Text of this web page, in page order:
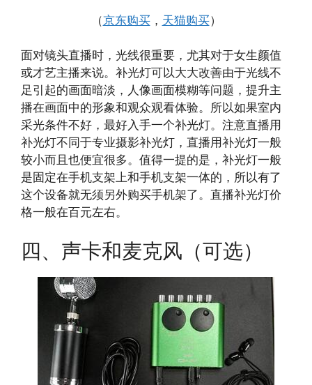
（京东购买， 天猫购买）
面对镜头直播时，光线很重要，尤其对于女生颜值
或才艺主播来说。补光灯可以大大改善由于光线不
足引起的画面暗淡，人像画面模糊等问题，提升主
播在画面中的形象和观众观看体验。所以如果室内
采光条件不好，最好入手一个补光灯。注意直播用
补光灯不同于专业摄影补光灯，直播用补光灯一般
较小而且也便宜很多。值得一提的是，补光灯一般
是固定在手机支架上和手机支架一体的，所以有了
这个设备就无须另外购买手机架了。直播补光灯价
格一般在百元左右。
四、声卡和麦克风（可选）